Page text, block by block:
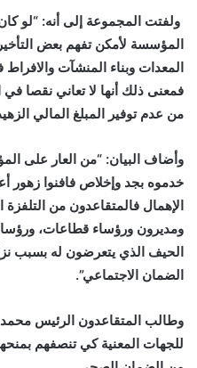
ولفتت المجموعة إلى أنه: “لو
المؤسسة لأمكن تفهم بعض
المعدات وبناء المنشآت
فمعنى ذلك أنها لا تعاني نقصا في
من عدم توفير المبلغ المالي
وأضاف البيان: “من العار على
خدموه بجد وإخلاص فافنوا زهور
الإهمال فالمتقاعدون من
ومديرون ورؤساء قطاعات،
الحيف الذي يتعرضون له بسبب
الضمان الاجتماعي”.
وطالب المتقاعدون الرئيس محمد
للجهات المعنية كي تنصفهم